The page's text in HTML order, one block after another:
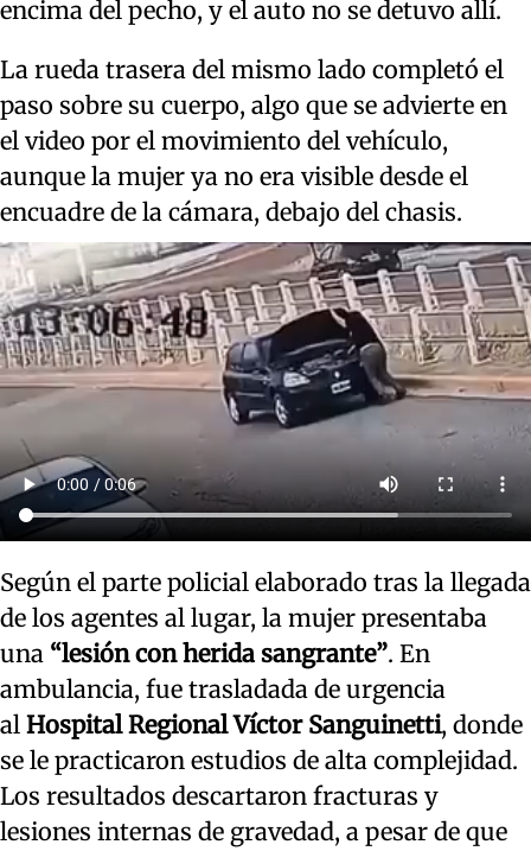
encima del pecho, y el auto no se detuvo allí.
La rueda trasera del mismo lado completó el
paso sobre su cuerpo, algo que se advierte en
el video por el movimiento del vehículo,
aunque la mujer ya no era visible desde el
encuadre de la cámara, debajo del chasis.
Según el parte policial elaborado tras la llegada
de los agentes al lugar, la mujer presentaba
una “lesión con herida sangrante”. En
ambulancia, fue trasladada de urgencia
al Hospital Regional Víctor Sanguinetti, donde
se le practicaron estudios de alta complejidad.
Los resultados descartaron fracturas y
lesiones internas de gravedad, a pesar de que